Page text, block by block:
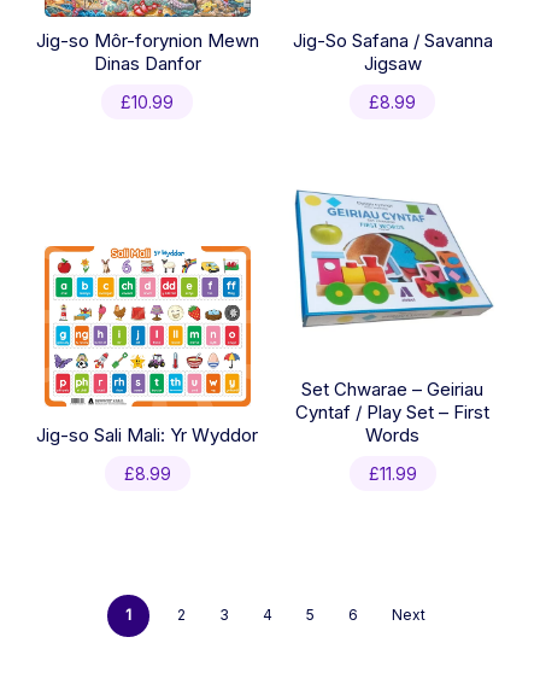
Jig-so Môr-forynion Mewn
Dinas Danfor
£10.99
Jig-So Safana / Savanna
Jigsaw
£8.99
Jig-so Sali Mali: Yr Wyddor
£8.99
Set Chwarae – Geiriau
Cyntaf / Play Set – First
Words
£11.99
1 2 3 4 5 6 Next